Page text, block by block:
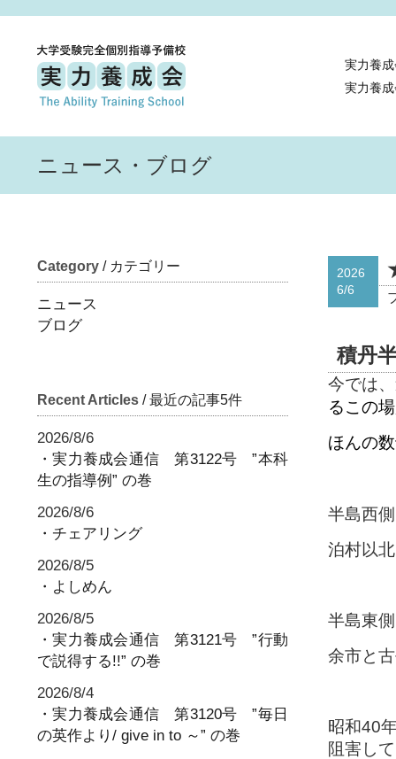
実力養
実力養
ニュース・ブログ
Category / カテゴリー
ニュース
ブログ
Recent Articles / 最近の記事5件
2026/8/6
・実力養成会通信 第3122号 ”本科
生の指導例” の巻
2026/8/6
・チェアリング
2026/8/5
・よしめん
2026/8/5
・実力養成会通信 第3121号 ”行動
で説得する!!” の巻
2026/8/4
・実力養成会通信 第3120号 ”毎日
の英作より/ give in to ～” の巻
2026
6/6
積丹
今では
るこの
ほんの
半島西
泊村以
半島東
余市と
昭和40
阻害し